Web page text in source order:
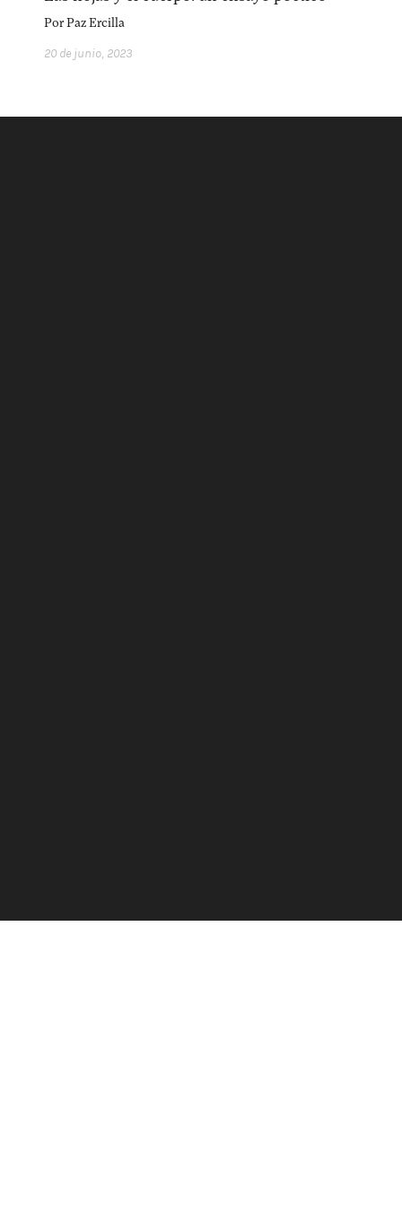
PorPaz Ercilla
20 de junio, 2023
acerca
equipo política de envíos